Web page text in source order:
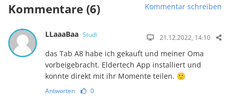
Kommentare (6) Kommentar schreiben
LLaaaBaa Studi 21.12.2022, 14:10
das Tab A8 habe ich gekauft und meiner Oma
vorbeigebracht. Eldertech App installiert und
konnte direkt mit ihr Momente teilen. 🙂
Antworten 0